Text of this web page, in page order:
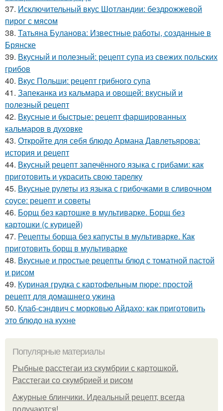
37. Исключительный вкус Шотландии: бездрожжевой
пирог с мясом
38. Татьяна Буланова: Известные работы, созданные в
Брянске
39. Вкусный и полезный: рецепт супа из свежих польских
грибов
40. Вкус Польши: рецепт грибного супа
41. Запеканка из кальмара и овощей: вкусный и
полезный рецепт
42. Вкусные и быстрые: рецепт фаршированных
кальмаров в духовке
43. Откройте для себя блюдо Армана Давлетьярова:
история и рецепт
44. Вкусный рецепт запечённого языка с грибами: как
приготовить и украсить свою тарелку
45. Вкусные рулеты из языка с грибочками в сливочном
соусе: рецепт и советы
46. Борщ без картошке в мультиварке. Борщ без
картошки (с курицей)
47. Рецепты борща без капусты в мультиварке. Как
приготовить борщ в мультиварке
48. Вкусные и простые рецепты блюд с томатной пастой
и рисом
49. Куриная грудка с картофельным пюре: простой
рецепт для домашнего ужина
50. Клаб-сэндвич с морковью Айдахо: как приготовить
это блюдо на кухне
Популярные материалы
Рыбные расстегаи из скумбрии с картошкой.
Расстегаи со скумбрией и рисом
Ажурные блинчики. Идеальный рецепт, всегда
получаются!